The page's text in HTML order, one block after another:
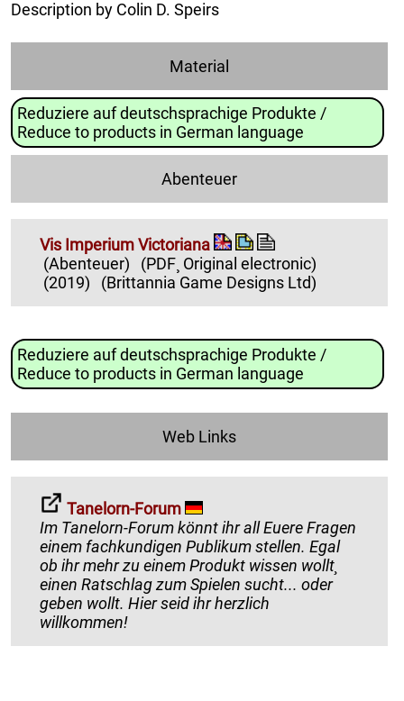
Description by Colin D. Speirs
Material
Reduziere auf deutschsprachige Produkte /
Reduce to products in German language
Abenteuer
Vis Imperium Victoriana
(Abenteuer)
(PDF¸ Original electronic)
(2019)
(Brittannia Game Designs Ltd)
Reduziere auf deutschsprachige Produkte /
Reduce to products in German language
Web Links
Tanelorn-Forum
Im Tanelorn-Forum könnt ihr all Euere Fragen
einem fachkundigen Publikum stellen. Egal
ob ihr mehr zu einem Produkt wissen wollt¸
einen Ratschlag zum Spielen sucht... oder
geben wollt. Hier seid ihr herzlich
willkommen!